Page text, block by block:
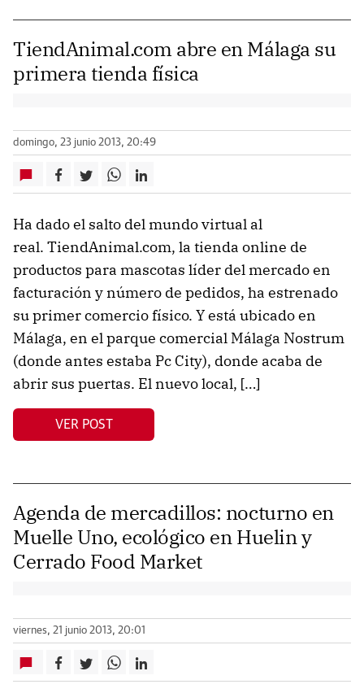
TiendAnimal.com abre en Málaga su
primera tienda física
domingo, 23 junio 2013, 20:49
Ha dado el salto del mundo virtual al
real. TiendAnimal.com, la tienda online de
productos para mascotas líder del mercado en
facturación y número de pedidos, ha estrenado
su primer comercio físico. Y está ubicado en
Málaga, en el parque comercial Málaga Nostrum
(donde antes estaba Pc City), donde acaba de
abrir sus puertas. El nuevo local, […]
VER POST
Agenda de mercadillos: nocturno en
Muelle Uno, ecológico en Huelin y
Cerrado Food Market
viernes, 21 junio 2013, 20:01